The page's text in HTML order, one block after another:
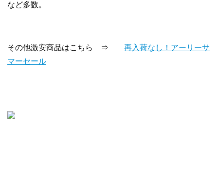
など多数。
その他激安商品はこちら ⇒ 再入荷なし！アーリーサ
マーセール